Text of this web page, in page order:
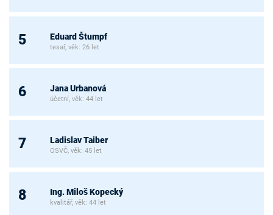
5 Eduard Štumpf
tesař, věk: 26 let
6 Jana Urbanová
účetní, věk: 44 let
7 Ladislav Taiber
OSVČ, věk: 45 let
8 Ing. Miloš Kopecký
kvalitář, věk: 44 let